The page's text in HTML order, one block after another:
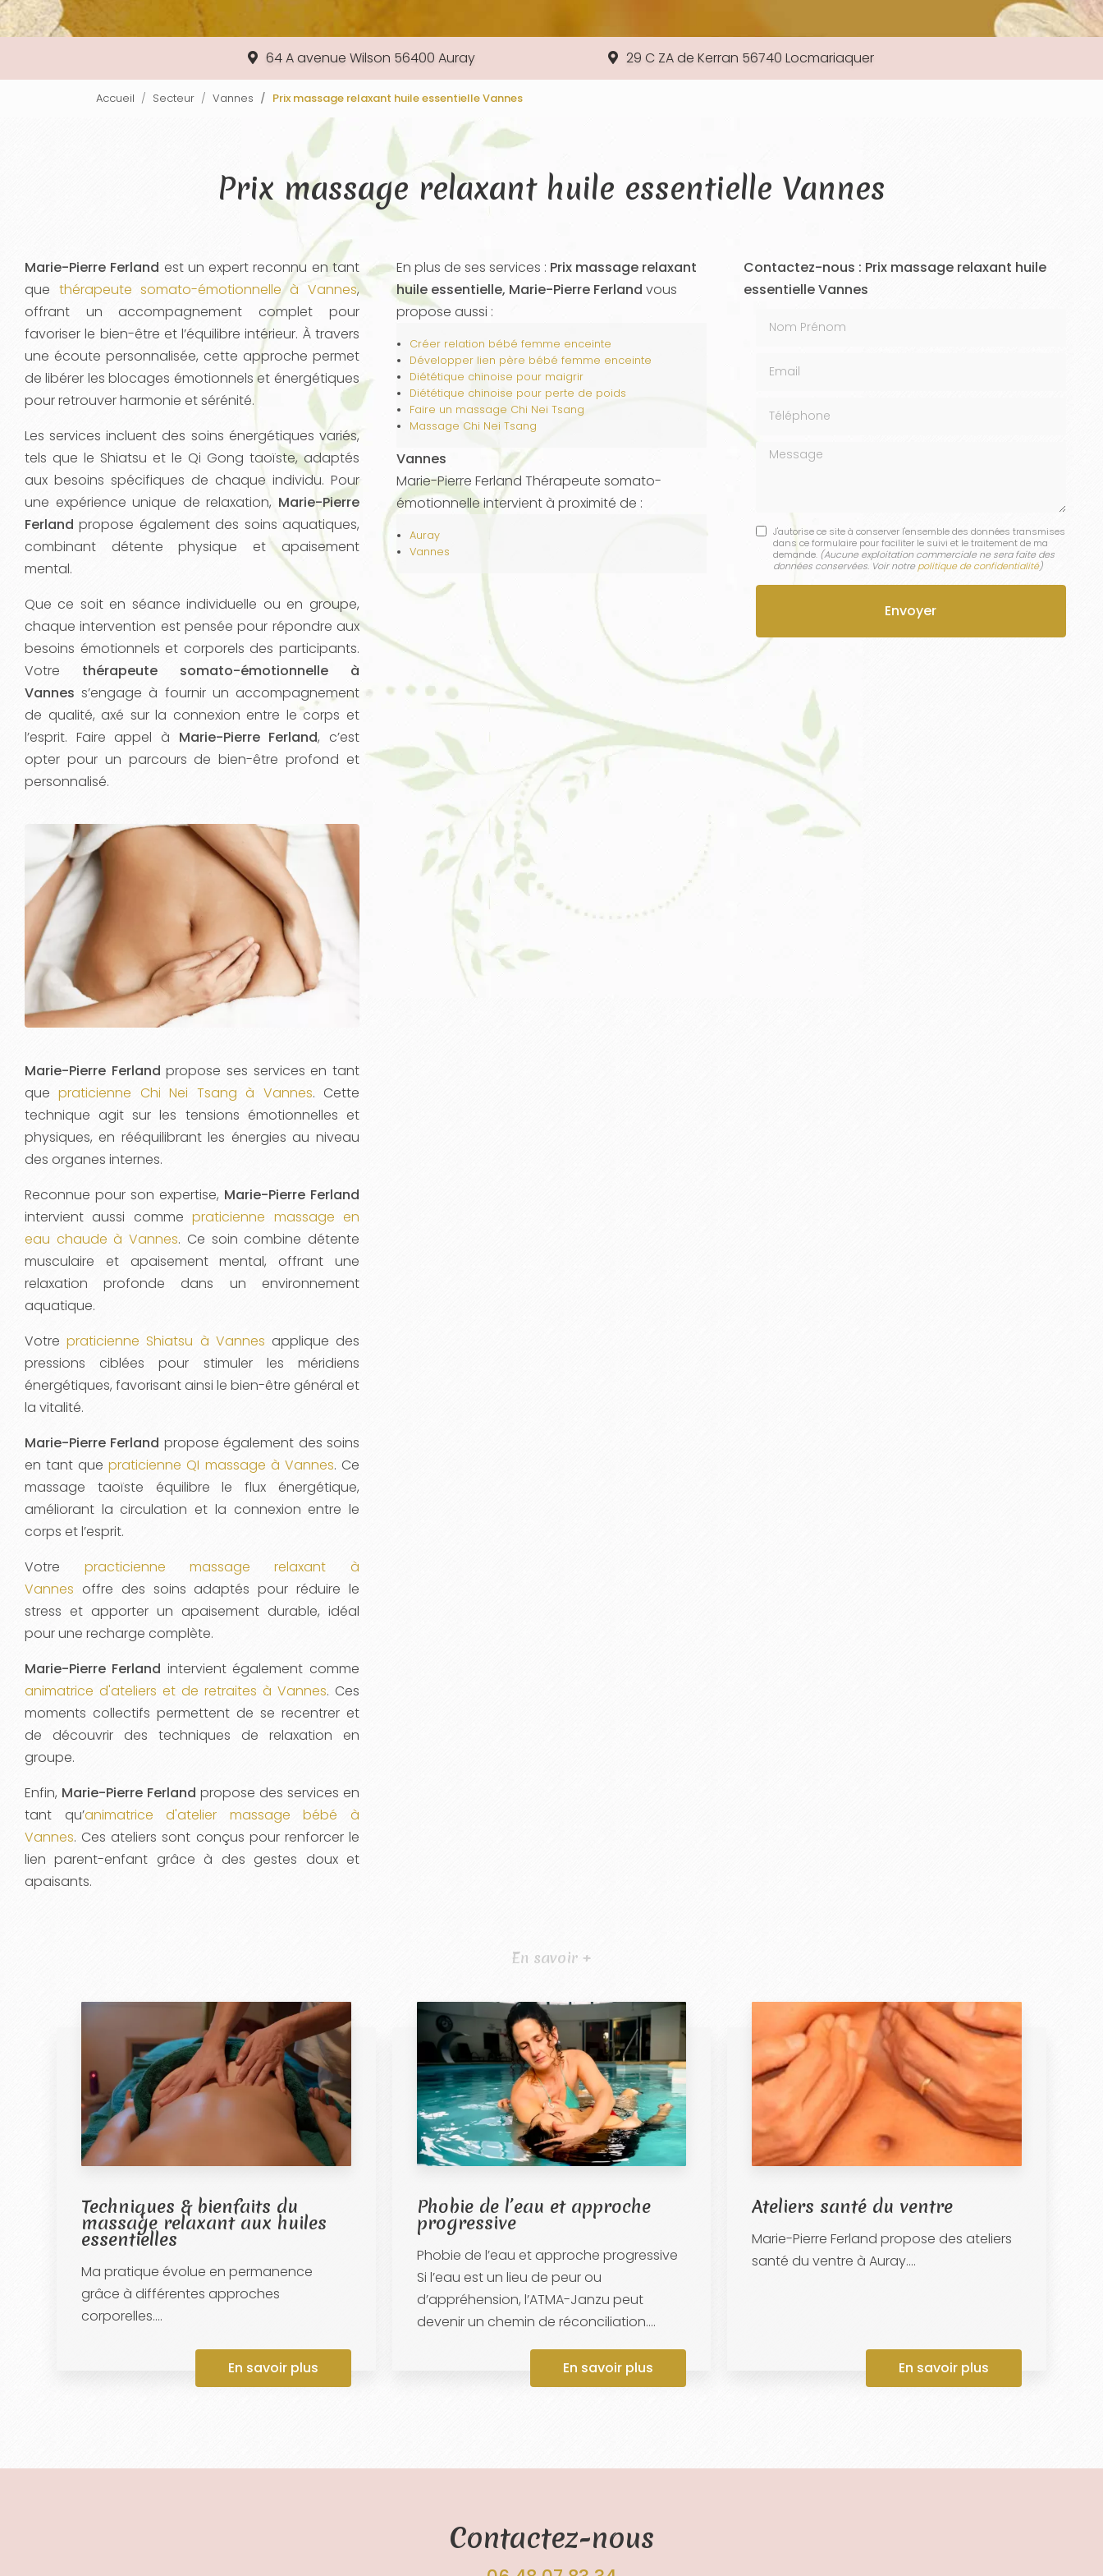
64 A avenue Wilson 56400 Auray 29 C ZA de Kerran 56740 Locmariaquer
Accueil Secteur Vannes Prix massage relaxant huile essentielle Vannes
Prix massage relaxant huile essentielle Vannes
Marie-Pierre Ferland est un expert reconnu en tant
que thérapeute somato-émotionnelle à Vannes,
offrant un accompagnement complet pour
favoriser le bien-être et l’équilibre intérieur. À travers
une écoute personnalisée, cette approche permet
de libérer les blocages émotionnels et énergétiques
pour retrouver harmonie et sérénité.
Les services incluent des soins énergétiques variés,
tels que le Shiatsu et le Qi Gong taoïste, adaptés
aux besoins spécifiques de chaque individu. Pour
une expérience unique de relaxation, Marie-Pierre
Ferland propose également des soins aquatiques,
combinant détente physique et apaisement
mental.
Que ce soit en séance individuelle ou en groupe,
chaque intervention est pensée pour répondre aux
besoins émotionnels et corporels des participants.
Votre thérapeute somato-émotionnelle à
Vannes s’engage à fournir un accompagnement
de qualité, axé sur la connexion entre le corps et
l’esprit. Faire appel à Marie-Pierre Ferland, c’est
opter pour un parcours de bien-être profond et
personnalisé.
Marie-Pierre Ferland propose ses services en tant
quepraticienne Chi Nei Tsang à Vannes. Cette
technique agit sur les tensions émotionnelles et
physiques, en rééquilibrant les énergies au niveau
des organes internes.
Reconnue pour son expertise, Marie-Pierre Ferland
intervient aussi commepraticienne massage en
eau chaude à Vannes. Ce soin combine détente
musculaire et apaisement mental, offrant une
relaxation profonde dans un environnement
aquatique.
Votrepraticienne Shiatsu à Vannes applique des
pressions ciblées pour stimuler les méridiens
énergétiques, favorisant ainsi le bien-être général et
la vitalité.
Marie-Pierre Ferland propose également des soins
en tant quepraticienne QI massage à Vannes. Ce
massage taoïste équilibre le flux énergétique,
améliorant la circulation et la connexion entre le
corps et l’esprit.
Votre practicienne massage relaxant à
Vannes offre des soins adaptés pour réduire le
stress et apporter un apaisement durable, idéal
pour une recharge complète.
Marie-Pierre Ferland intervient également comme
animatrice d'ateliers et de retraites à Vannes. Ces
moments collectifs permettent de se recentrer et
de découvrir des techniques de relaxation en
groupe.
Enfin, Marie-Pierre Ferland propose des services en
tant qu’animatrice d'atelier massage bébé à
Vannes. Ces ateliers sont conçus pour renforcer le
lien parent-enfant grâce à des gestes doux et
apaisants.
En plus de ses services : Prix massage relaxant
huile essentielle, Marie-Pierre Ferland vous
propose aussi :
Créer relation bébé femme enceinte
Développer lien père bébé femme enceinte
Diététique chinoise pour maigrir
Diététique chinoise pour perte de poids
Faire un massage Chi Nei Tsang
Massage Chi Nei Tsang
Vannes
Marie-Pierre Ferland Thérapeute somato-
émotionnelle intervient à proximité de :
Auray
Vannes
Contactez-nous : Prix massage relaxant huile
essentielle Vannes
Nom Prénom
Email
Téléphone
Message
J'autorise ce site à conserver l'ensemble des données transmises
dans ce formulaire pour faciliter le suivi et le traitement de ma
demande. (Aucune exploitation commerciale ne sera faite des
données conservées. Voir notrepolitique de confidentialité)
En savoir +
Techniques & bienfaits du
massage relaxant aux huiles
essentielles
Ma pratique évolue en permanence
grâce à différentes approches
corporelles....
En savoir plus
Phobie de l’eau et approche
progressive
Phobie de l’eau et approche progressive
Si l’eau est un lieu de peur ou
d’appréhension, l’ATMA-Janzu peut
devenir un chemin de réconciliation....
En savoir plus
Ateliers santé du ventre
Marie-Pierre Ferland propose des ateliers
santé du ventre à Auray....
En savoir plus
Contactez-nous